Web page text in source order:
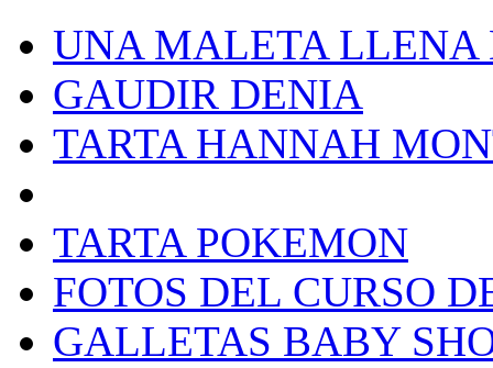
UNA MALETA LLENA
GAUDIR DENIA
TARTA HANNAH
TARTA POKEMON
FOTOS DEL CURSO
GALLETAS BABY